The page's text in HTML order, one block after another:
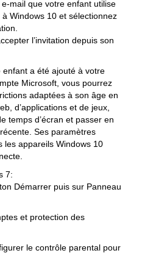
e-mail que votre enfant utilise
Windows 10 et sélectionnez
l’invitation depuis son
enfant a été ajouté à votre
Microsoft, vous pourrez
adaptées à son âge en
d’applications et de jeux,
temps d’écran et passer en
Ses paramètres
les appareils Windows 10
7:
Démarrer puis sur Panneau
et protection des
le contrôle parental pour